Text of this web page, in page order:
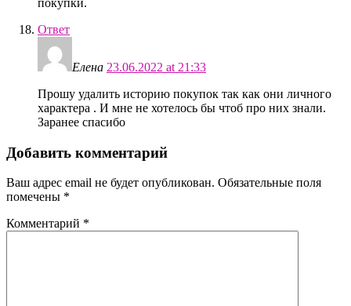
Ответ
Елена 23.06.2022 at 21:33
Прошу удалить историю покупок так как они личного
характера . И мне не хотелось бы чтоб про них знали.
Заранее спасибо
Добавить комментарий
Ваш адрес email не будет опубликован. Обязательные поля
помечены *
Комментарий *